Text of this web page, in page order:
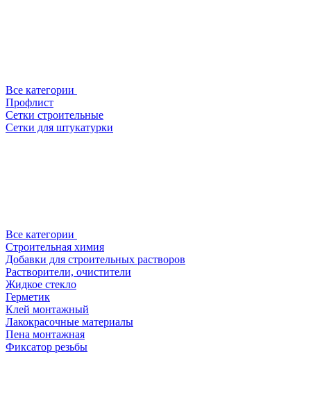
Все категории
Профлист
Сетки строительные
Сетки для штукатурки
Все категории
Строительная химия
Добавки для строительных растворов
Растворители, очистители
Жидкое стекло
Герметик
Клей монтажный
Лакокрасочные материалы
Пена монтажная
Фиксатор резьбы